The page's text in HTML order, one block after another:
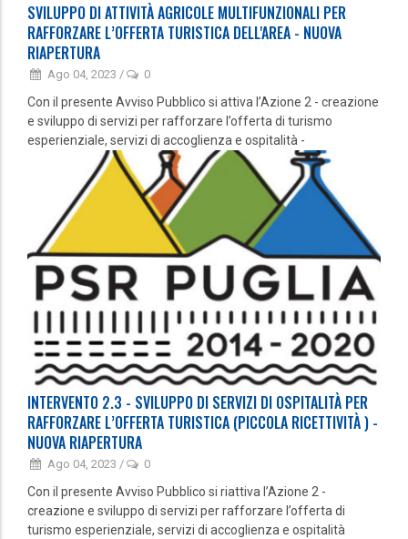
SVILUPPO DI ATTIVITÀ AGRICOLE MULTIFUNZIONALI PER
RAFFORZARE L’OFFERTA TURISTICA DELL'AREA - NUOVA
RIAPERTURA
Ago 04, 2023 / 0
Con il presente Avviso Pubblico si attiva l’Azione 2 - creazione
e sviluppo di servizi per rafforzare l’offerta di turismo
esperienziale, servizi di accoglienza e ospitalità -
INTERVENTO 2.3 - SVILUPPO DI SERVIZI DI OSPITALITÀ PER
RAFFORZARE L’OFFERTA TURISTICA (PICCOLA RICETTIVITÀ ) -
NUOVA RIAPERTURA
Ago 04, 2023 / 0
Con il presente Avviso Pubblico si riattiva l’Azione 2 -
creazione e sviluppo di servizi per rafforzare l’offerta di
turismo esperienziale, servizi di accoglienza e ospitalità